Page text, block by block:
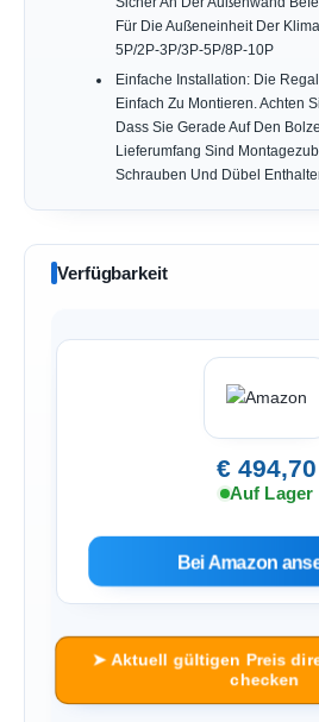
Für Die Außeneinheit Der
5P/2P-3P/3P-5P/8P-10P
Einfache Installation: Die
Einfach Zu Montieren. Achten
Dass Sie Gerade Auf Den
Lieferumfang Sind
Schrauben Und Dübel
Verfügbarkeit
€ 494,70
Auf Lager
Bei Amazon
➤ Aktuell gültigen Preis
checken